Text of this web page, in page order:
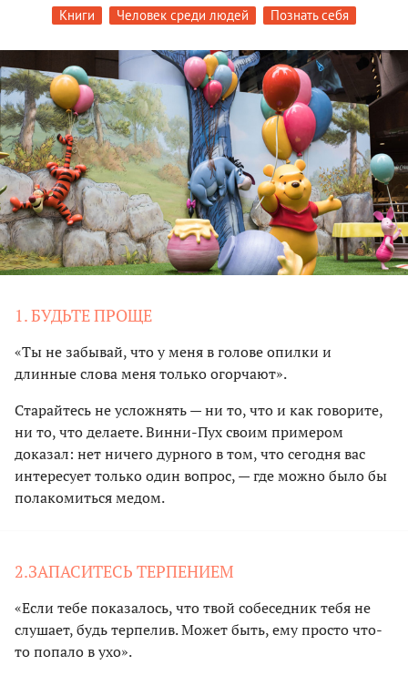
Книги Человек среди людей Познать себя
1. БУДЬТЕ ПРОЩЕ
«Ты не забывай, что у меня в голове опилки и
длинные слова меня только огорчают».
Старайтесь не усложнять — ни то, что и как говорите,
ни то, что делаете. Винни-Пух своим примером
доказал: нет ничего дурного в том, что сегодня вас
интересует только один вопрос, — где можно было бы
полакомиться медом.
2.ЗАПАСИТЕСЬ ТЕРПЕНИЕМ
«Если тебе показалось, что твой собеседник тебя не
слушает, будь терпелив. Может быть, ему просто что-
то попало в ухо».